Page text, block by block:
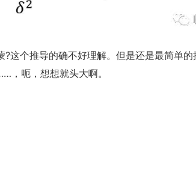
个推导的确不好理解。但是还是最简单的
，呃，想想就头大啊。